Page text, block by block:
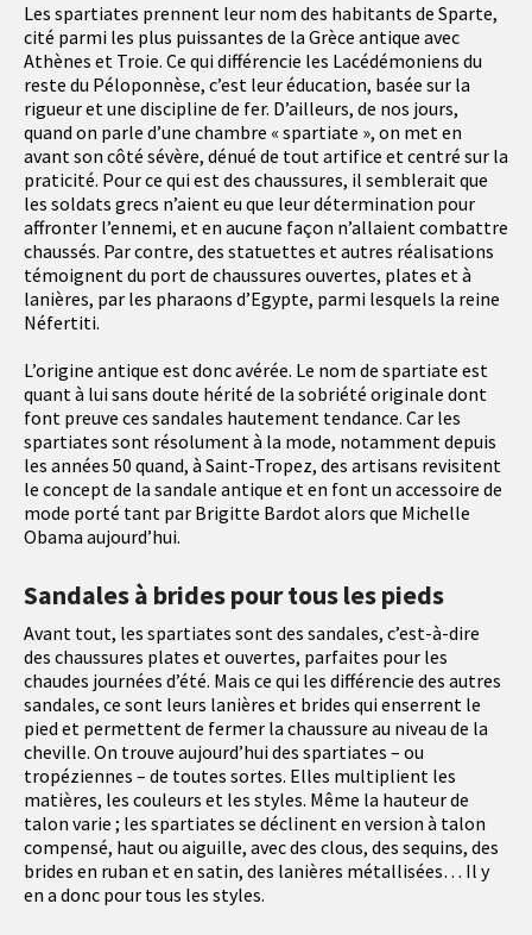
Les spartiates prennent leur nom des habitants de Sparte,
cité parmi les plus puissantes de la Grèce antique avec
Athènes et Troie. Ce qui différencie les Lacédémoniens du
reste du Péloponnèse, c’est leur éducation, basée sur la
rigueur et une discipline de fer. D’ailleurs, de nos jours,
quand on parle d’une chambre « spartiate », on met en
avant son côté sévère, dénué de tout artifice et centré sur la
praticité. Pour ce qui est des chaussures, il semblerait que
les soldats grecs n’aient eu que leur détermination pour
affronter l’ennemi, et en aucune façon n’allaient combattre
chaussés. Par contre, des statuettes et autres réalisations
témoignent du port de chaussures ouvertes, plates et à
lanières, par les pharaons d’Egypte, parmi lesquels la reine
Néfertiti.
L’origine antique est donc avérée. Le nom de spartiate est
quant à lui sans doute hérité de la sobriété originale dont
font preuve ces sandales hautement tendance. Car les
spartiates sont résolument à la mode, notamment depuis
les années 50 quand, à Saint-Tropez, des artisans revisitent
le concept de la sandale antique et en font un accessoire de
mode porté tant par Brigitte Bardot alors que Michelle
Obama aujourd’hui.
Sandales à brides pour tous les pieds
Avant tout, les spartiates sont des sandales, c’est-à-dire
des chaussures plates et ouvertes, parfaites pour les
chaudes journées d’été. Mais ce qui les différencie des autres
sandales, ce sont leurs lanières et brides qui enserrent le
pied et permettent de fermer la chaussure au niveau de la
cheville. On trouve aujourd’hui des spartiates – ou
tropéziennes – de toutes sortes. Elles multiplient les
matières, les couleurs et les styles. Même la hauteur de
talon varie ; les spartiates se déclinent en version à talon
compensé, haut ou aiguille, avec des clous, des sequins, des
brides en ruban et en satin, des lanières métallisées… Il y
en a donc pour tous les styles.